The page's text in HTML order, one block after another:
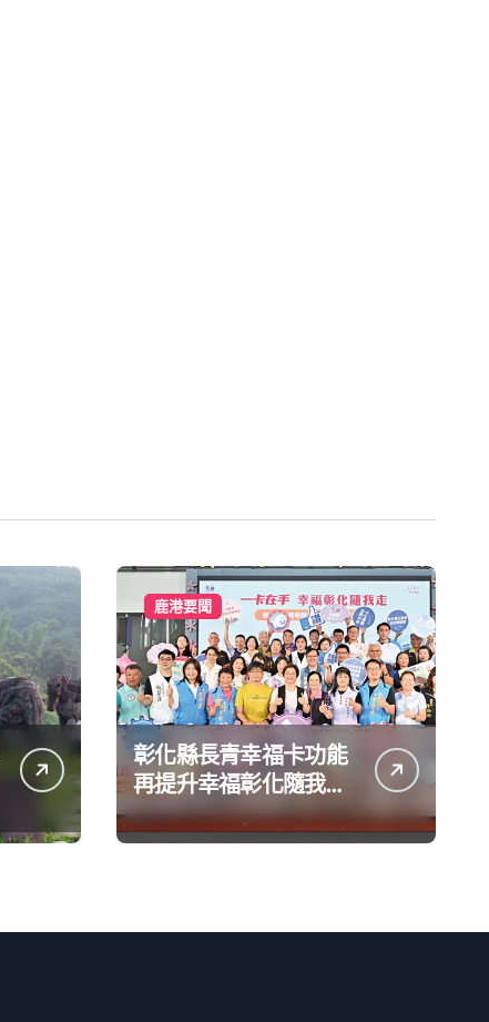
鹿港要聞
彰化縣長青幸福卡功能
再提升幸福彰化隨我走
一卡在手提供更完善及
貼近生活的福利服務